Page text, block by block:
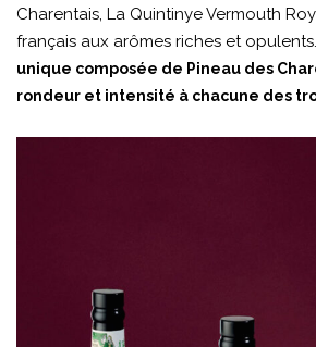
Charentais, La Quintinye Vermouth
français aux arômes riches et opulents.
unique composée de Pineau des
rondeur et intensité à chacune des